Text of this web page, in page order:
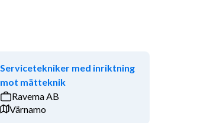
Servicetekniker med inriktning
mot mätteknik
Ravema AB
Värnamo